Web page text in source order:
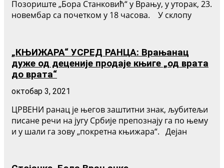
Позориште „Бора Станковић“ у Врању, у уторак, 23.
новембар са почетком у 18 часова. У склопу
„КЊИЖАРА“ УСРЕД РАНЦА: Врањанац
дуже од деценије продаје књиге „од врата
до врата“
октобар 3, 2021
ЦРВЕНИ ранац је његов заштитни знак, љубитељи
писане речи на југу Србије препознају га по њему
и у шали га зову „покретна књижара“. Дејан